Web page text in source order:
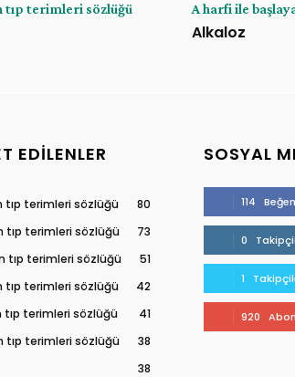
tıp terimleri sözlüğü A harfi ile
Alkaloz
EDILENLER
tıp terimleri sözlüğü
80
tıp terimleri sözlüğü
73
tıp terimleri sözlüğü
51
tıp terimleri sözlüğü
42
tıp terimleri sözlüğü
41
tıp terimleri sözlüğü
38
38
SOSYAL
114
0
1
920